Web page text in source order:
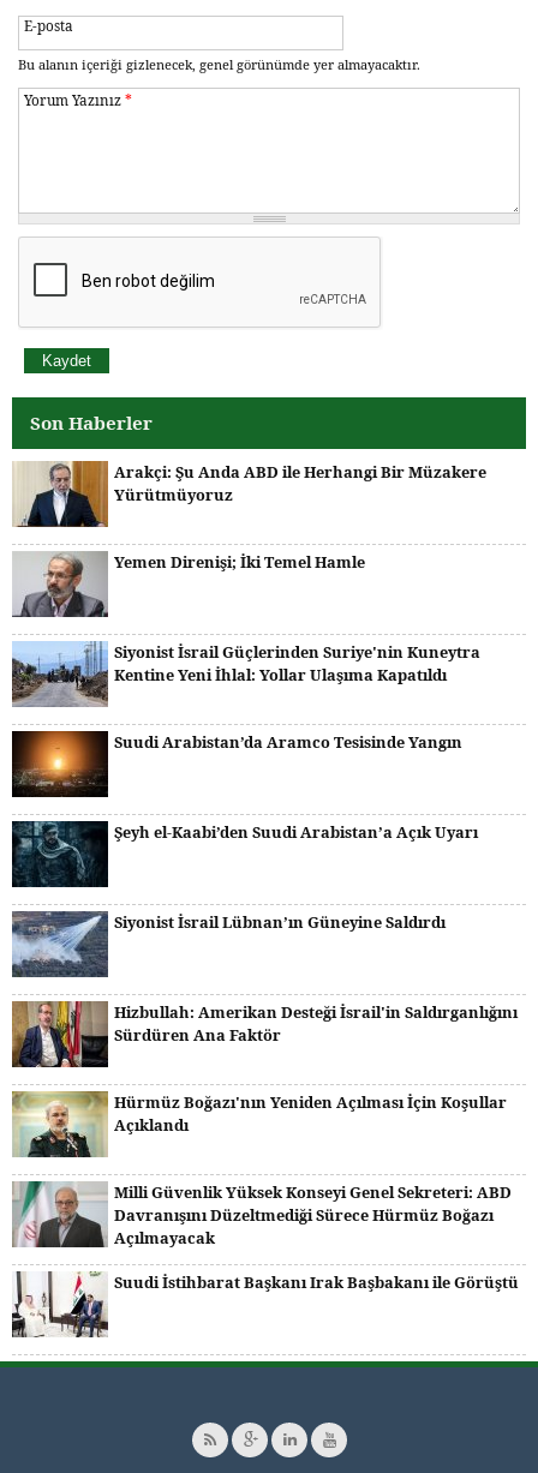
E-posta
Bu alanın içeriği gizlenecek, genel görünümde yer almayacaktır.
Yorum Yazınız*
Son Haberler
Arakçi: Şu Anda ABD ile Herhangi Bir Müzakere
Yürütmüyoruz
Yemen Direnişi; İki Temel Hamle
Siyonist İsrail Güçlerinden Suriye'nin Kuneytra
Kentine Yeni İhlal: Yollar Ulaşıma Kapatıldı
Suudi Arabistan’da Aramco Tesisinde Yangın
Şeyh el-Kaabi’den Suudi Arabistan’a Açık Uyarı
Siyonist İsrail Lübnan’ın Güneyine Saldırdı
Hizbullah: Amerikan Desteği İsrail'in Saldırganlığını
Sürdüren Ana Faktör
Hürmüz Boğazı'nın Yeniden Açılması İçin Koşullar
Açıklandı
Milli Güvenlik Yüksek Konseyi Genel Sekreteri: ABD
Davranışını Düzeltmediği Sürece Hürmüz Boğazı
Açılmayacak
Suudi İstihbarat Başkanı Irak Başbakanı ile Görüştü